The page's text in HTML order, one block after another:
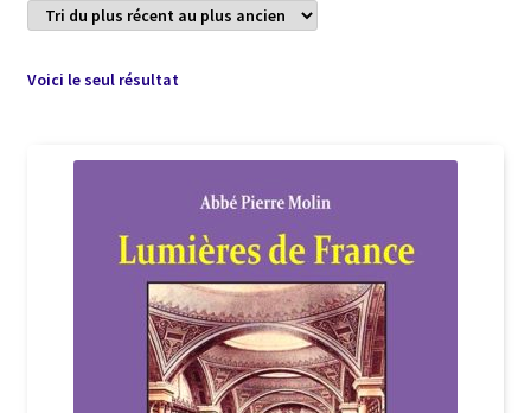
Conditions de Vente
Connection
Listes d’Envies
Livres de Peter Randa
Livres de Philippe Randa
Login Customizer
Nous Contacter
Voici le seul résultat